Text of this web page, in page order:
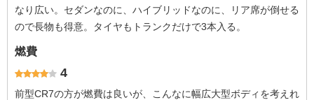
なり広い。セダンなのに、ハイブリッドなのに、リア席が倒せる
ので長物も得意。タイヤもトランクだけで3本入る。
燃費
4
前型CR7の方が燃費は良いが、こんなに幅広大型ボディを考えれ